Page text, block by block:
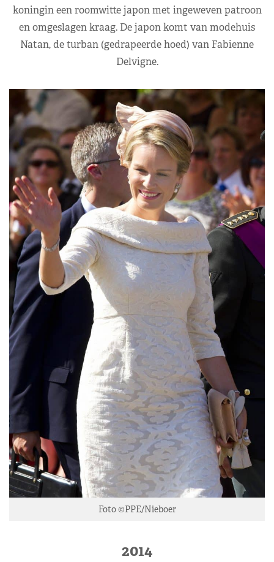
koningin een roomwitte japon met ingeweven patroon
en omgeslagen kraag. De japon komt van modehuis
Natan, de turban (gedrapeerde hoed) van Fabienne
Delvigne.
Foto ©PPE/Nieboer
2014